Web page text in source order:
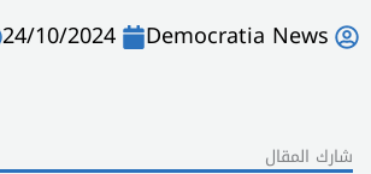
Democratia News
24/10/2024
شارك المقال